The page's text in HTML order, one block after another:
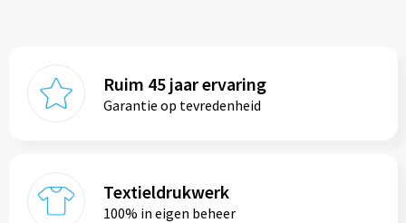
Ruim 45 jaar ervaring
Garantie op tevredenheid
Textieldrukwerk
100% in eigen beheer